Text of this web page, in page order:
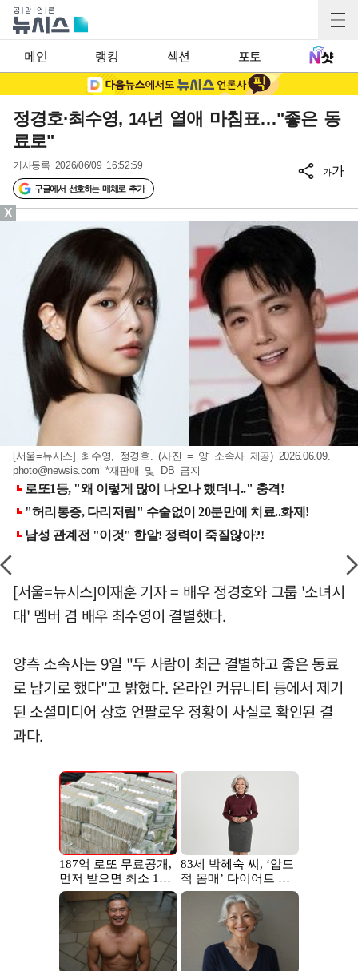
메인 랭킹 섹션 포토
정경호·최수영, 14년 열애 마침표…"좋은 동
료로"
기사등록 2026/06/09 16:52:59
구글에서 선호하는 매체로 추가
가가
[서울=뉴시스] 최수영, 정경호. (사진 = 양 소속사 제공) 2026.06.09.
photo@newsis.com *재판매 및 DB 금지
[서울=뉴시스]이재훈 기자 = 배우 정경호와 그룹 '소녀시
대' 멤버 겸 배우 최수영이 결별했다.
양측 소속사는 9일 "두 사람이 최근 결별하고 좋은 동료
로 남기로 했다"고 밝혔다. 온라인 커뮤니티 등에서 제기
된 소셜미디어 상호 언팔로우 정황이 사실로 확인된 결
과다.
X